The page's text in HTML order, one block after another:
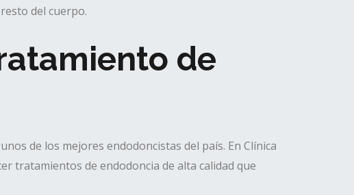
del cuerpo.
de
de los mejores endodoncistas del país. En Clínica
tratamientos de endodoncia de alta calidad que